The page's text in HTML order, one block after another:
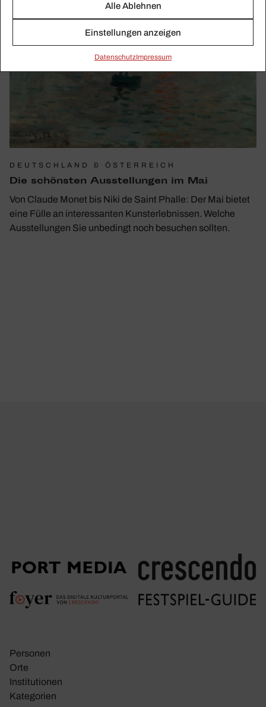
Alle Ablehnen
Einstellungen anzeigen
Daten­schutzImpressum
DEUTSCHLAND & ÖSTERREICH
Die schönsten Ausstel­lungen im Mai
Von Claude Monet bis Niki de Saint Phalle: Der Mai bietet
eine Fülle an interessanten Kunsterlebnissen. Welche
Ausstellungen Sie unbedingt noch besuchen sollten.
Personen
Orte
Insti­tu­tionen
Kate­go­rien